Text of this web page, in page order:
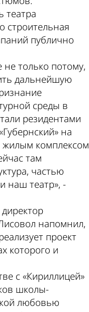
театра
строительная
публично
только потому,
дальнейшую
среды в
резидентами
на
жилым комплексом
там
частью
наш театр», -
напомнил,
проект
которого и
с «Кириллицей»
школы-
любовью